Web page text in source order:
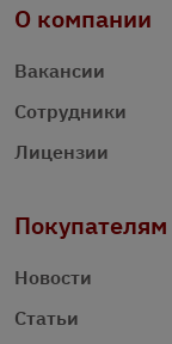
О компании
Вакансии
Сотрудники
Лицензии
Покупателям
Новости
Статьи